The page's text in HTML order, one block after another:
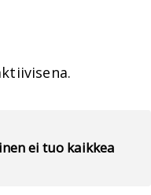
ei tuo kaikkea